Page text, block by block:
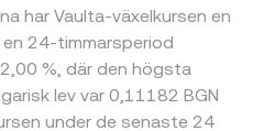
har Vaulta-växelkursen en
en 24-timmarsperiod
%, där den högsta
lev var 0,11182 BGN
under de senaste 24